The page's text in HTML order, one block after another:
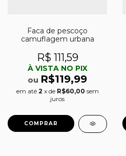
Faca de pescoço
camuflagem urbana
R$ 111,59
À VISTA NO PIX
ou R$119,99
em até 2 x de R$60,00 sem
juros